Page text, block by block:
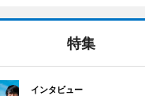
特集
インタビュー